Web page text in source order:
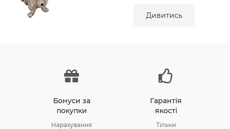
Дивитись
Бонуси за
покупки
Нарахування
Гарантія
якості
Тільки